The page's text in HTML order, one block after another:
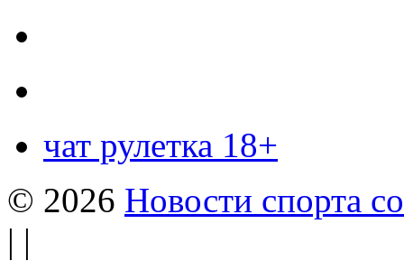
чат рулетка 18+
© 2026 Новости спорта
| |